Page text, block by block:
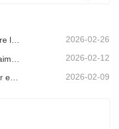
Abordable ou jetable ? Comprendre les nappes à prix réduit 2026-02-26
2026-02-12
2026-02-09